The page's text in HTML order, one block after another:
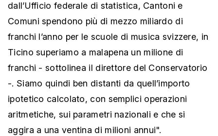
dall’Ufficio federale di statistica, Cantoni e
Comuni spendono più di mezzo miliardo di
franchi l’anno per le scuole di musica svizzere, in
Ticino superiamo a malapena un milione di
franchi - sottolinea il direttore del Conservatorio
-. Siamo quindi ben distanti da quell’importo
ipotetico calcolato, con semplici operazioni
aritmetiche, sui parametri nazionali e che si
aggira a una ventina di milioni annui".